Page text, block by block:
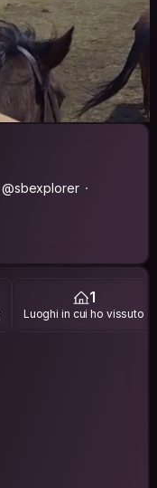
@sbexplorer
1
Luoghi in cui ho vissuto